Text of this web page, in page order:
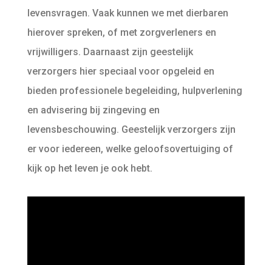
levensvragen. Vaak kunnen we met dierbaren
hierover spreken, of met zorgverleners en
vrijwilligers. Daarnaast zijn geestelijk
verzorgers hier speciaal voor opgeleid en
bieden professionele begeleiding, hulpverlening
en advisering bij zingeving en
levensbeschouwing. Geestelijk verzorgers zijn
er voor iedereen, welke geloofsovertuiging of
kijk op het leven je ook hebt.